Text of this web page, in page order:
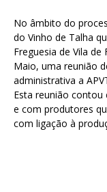
No âmbito do
do Vinho de Talha
Freguesia de Vila
Maio, uma reunião
administrativa a
Esta reunião contou
e com produtores
com ligação à